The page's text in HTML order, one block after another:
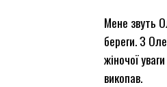
Мене звуть
береги. З
жіночої
викопав.